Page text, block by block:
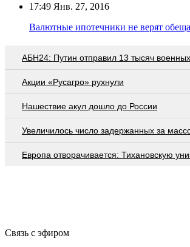
17:49 Янв. 27, 2016
Валютные ипотечники не верят
АБН24: Путин отправил 13 тысяч
Акции «Русагро» рухнули
Нашествие акул дошло до России
Увеличилось число задержанных за
Европа отворачивается: Тихановскую
Связь с эфиром